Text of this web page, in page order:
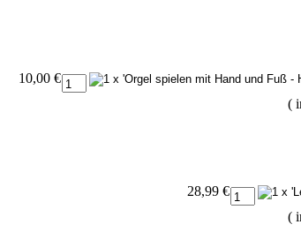
10,00 €
(
28,99 €
(